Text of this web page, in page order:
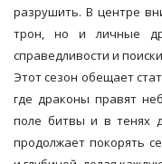
разрушить. В центре
трон, но и личные
справедливости и
Этот сезон обещает
где драконы правят
поле битвы и в тенях
продолжает покорять